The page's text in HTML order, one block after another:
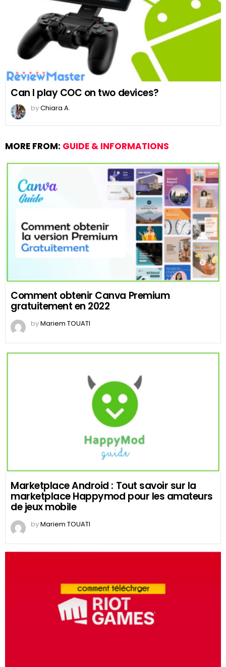
Can I play COC on two devices?
byChiara A.
MORE FROM: GUIDE & INFORMATIONS
Comment obtenir Canva Premium
gratuitement en 2022
byMariem TOUATI
Marketplace Android : Tout savoir sur la
marketplace Happymod pour les amateurs
de jeux mobile
byMariem TOUATI